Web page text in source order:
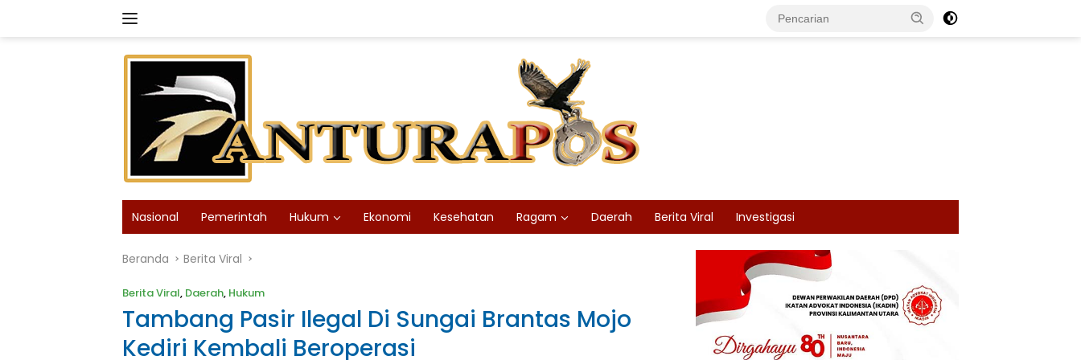
Nasional Pemerintah Hukum Ekonomi Kesehatan Ragam Daerah Berita Viral Investigasi
Beranda Berita Viral
Berita Viral, Daerah, Hukum
Tambang Pasir Ilegal Di Sungai Brantas Mojo
Kediri Kembali Beroperasi